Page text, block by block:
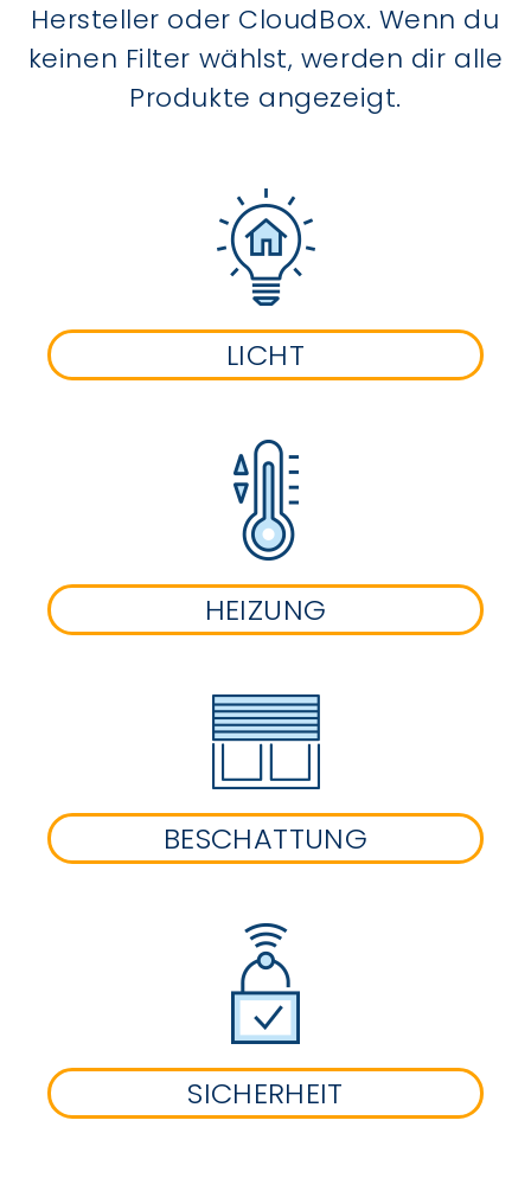
Hersteller oder CloudBox. Wenn du
keinen Filter wählst, werden dir alle
Produkte angezeigt.
LICHT
HEIZUNG
BESCHATTUNG
SICHERHEIT